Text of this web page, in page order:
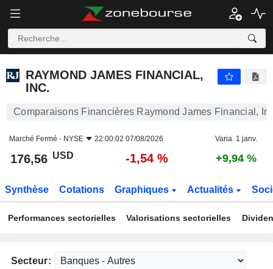
RAYMOND JAMES FINANCIAL,
INC.
Comparaisons Financières Raymond James Financial,
Marché Fermé - NYSE 22:00:02 07/08/2026 Varia. 1 janv.
176,56 USD -1,54 % +9,94 %
Synthèse Cotations Graphiques Actualités
Performances sectorielles Valorisations sectorielles
Secteur: